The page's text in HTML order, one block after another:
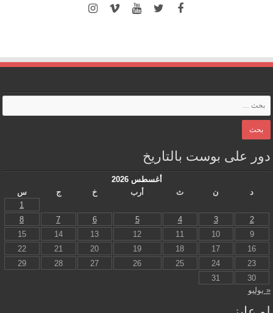
دور على بوست بالتاريخ
أغسطس 2026
د
ن ث أرب خ ج
س
1
2
3
4
5
6
7
8
9
10
11
12
13
14
15
16
17
18
19
20
21
22
23
24
25
26
27
28
29
30
31
« يوليو